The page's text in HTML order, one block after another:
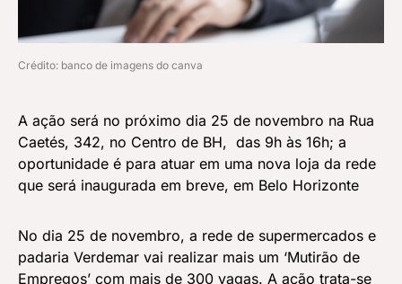
Crédito: banco de imagens do canva
A ação será no próximo dia 25 de novembro na Rua
Caetés, 342, no Centro de BH, das 9h às 16h; a
oportunidade é para atuar em uma nova loja da rede
que será inaugurada em breve, em Belo Horizonte
No dia 25 de novembro, a rede de supermercados e
padaria Verdemar vai realizar mais um ‘Mutirão de
Empregos’ com mais de 300 vagas. A ação trata-se